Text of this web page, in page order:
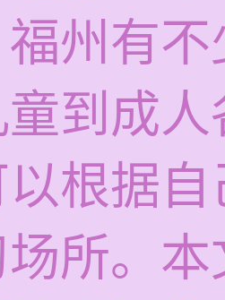
州有
到成
根据
所。